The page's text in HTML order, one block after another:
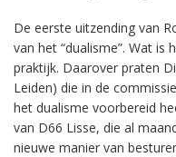
De eerste uitzending van
van het “dualisme”. Wat is
praktijk. Daarover praten
Leiden) die in de
het dualisme voorbereid
van D66 Lisse, die al
nieuwe manier van